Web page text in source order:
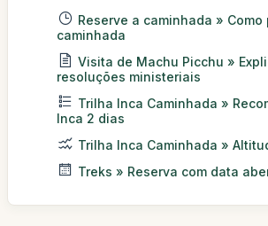
Reserve a caminhada »
caminhada
Visita de Machu Picchu »
resoluções ministeriais
Trilha Inca Caminhada »
Inca 2 dias
Trilha Inca Caminhada »
Treks » Reserva com data